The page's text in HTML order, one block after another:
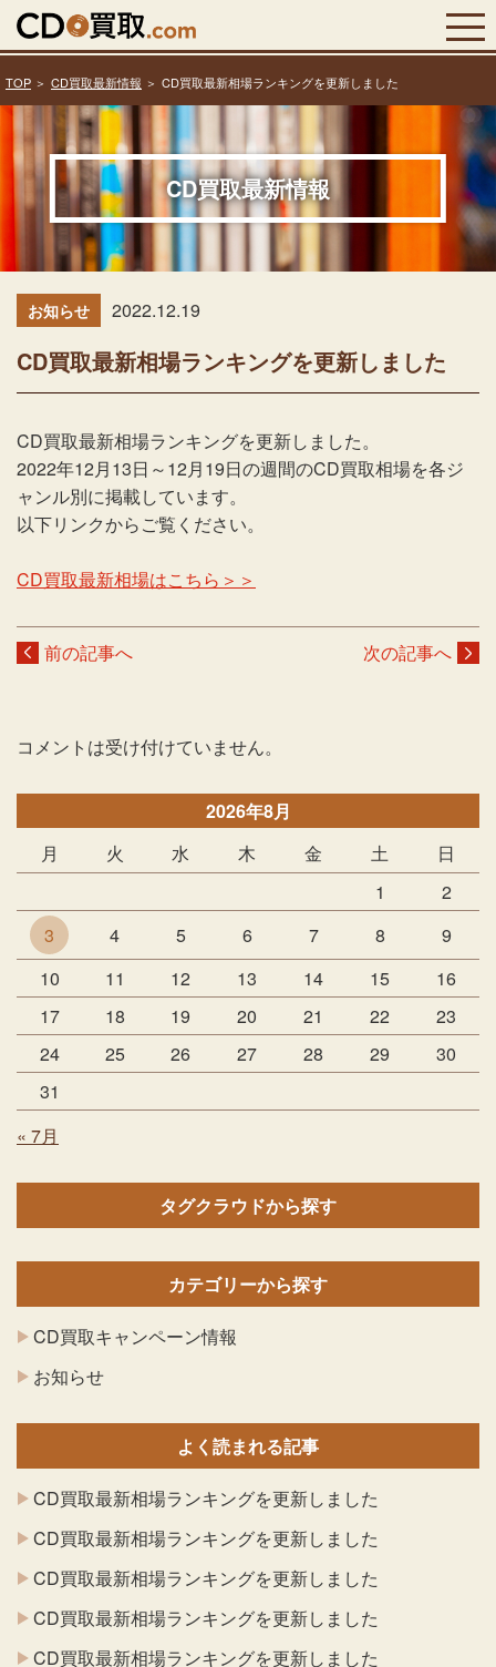
TOP CD買取最新情報 CD買取最新相場ランキングを更新しました
CD買取最新情報
お知らせ 2022.12.19
CD買取最新相場ランキングを更新しました
CD買取最新相場ランキングを更新しました。
2022年12月13日～12月19日の週間のCD買取相場を各ジ
ャンル別に掲載しています。
以下リンクからご覧ください。
CD買取最新相場はこちら＞＞
前の記事へ 次の記事へ
コメントは受け付けていません。
2026年8月
月
火 水 木 金 土
日
1
2
3
4 5 6 7 8
9
10
11 12 13 14 15
16
17
18 19 20 21 22
23
24
25 26 27 28 29
30
31
« 7月
タグクラウドから探す
カテゴリーから探す
CD買取キャンペーン情報
お知らせ
よく読まれる記事
CD買取最新相場ランキングを更新しました
CD買取最新相場ランキングを更新しました
CD買取最新相場ランキングを更新しました
CD買取最新相場ランキングを更新しました
CD買取最新相場ランキングを更新しました